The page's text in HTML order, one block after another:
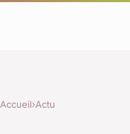
Accueil›Actu